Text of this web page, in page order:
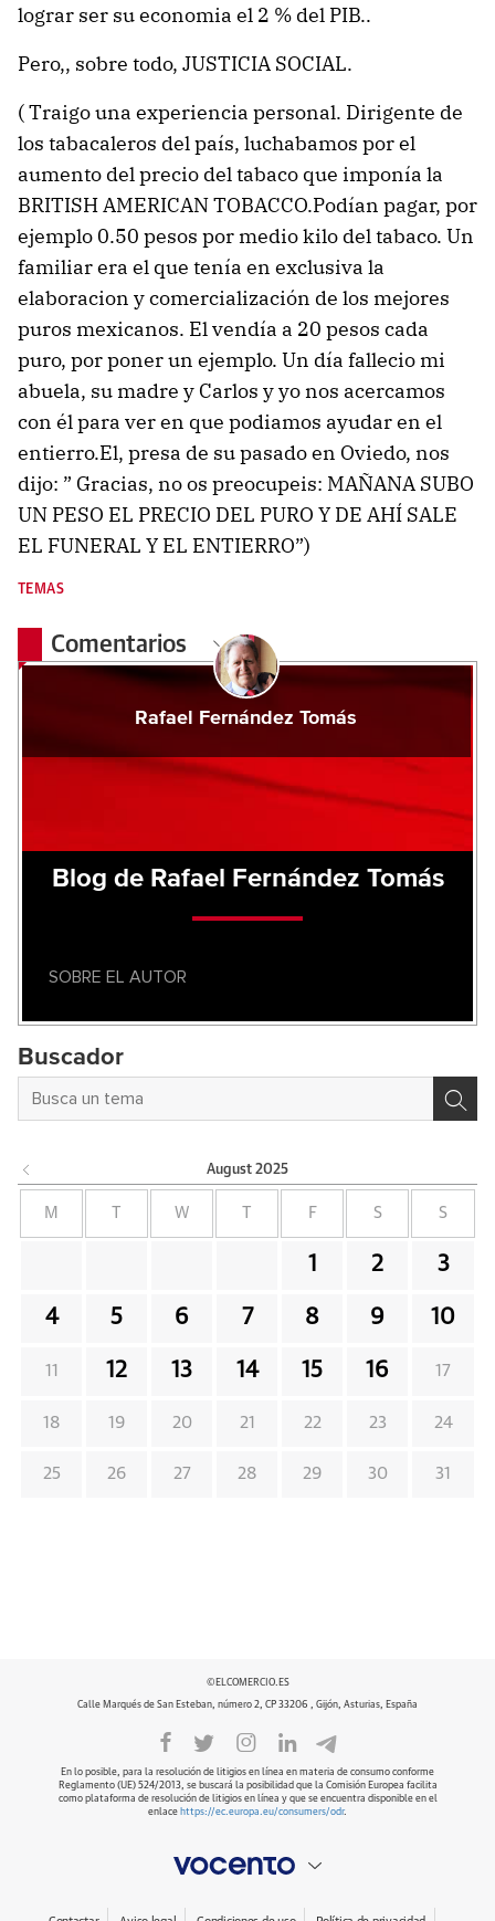
lograr ser su economia el 2 % del PIB..
Pero,, sobre todo, JUSTICIA SOCIAL.
( Traigo una experiencia personal. Dirigente de
los tabacaleros del país, luchabamos por el
aumento del precio del tabaco que imponía la
BRITISH AMERICAN TOBACCO.Podían pagar, por
ejemplo 0.50 pesos por medio kilo del tabaco. Un
familiar era el que tenía en exclusiva la
elaboracion y comercialización de los mejores
puros mexicanos. El vendía a 20 pesos cada
puro, por poner un ejemplo. Un día fallecio mi
abuela, su madre y Carlos y yo nos acercamos
con él para ver en que podiamos ayudar en el
entierro.El, presa de su pasado en Oviedo, nos
dijo: ” Gracias, no os preocupeis: MAÑANA SUBO
UN PESO EL PRECIO DEL PURO Y DE AHÍ SALE
EL FUNERAL Y EL ENTIERRO”)
TEMAS
Comentarios
Rafael Fernández Tomás
Blog de Rafael Fernández Tomás
SOBRE EL AUTOR
Buscador
August 2025
M W F S S
1 2 3
4 5 6 7 8 9 10
11 12 13 14 15 16 17
18 19 20 21 22 23 24
25 26 27 28 29 30 31
©ELCOMERCIO.ES
Calle Marqués de San Esteban, número 2, CP 33206 , Gijón, Asturias, España
En lo posible, para la resolución de litigios en línea en materia de consumo conforme
Reglamento (UE) 524/2013, se buscará la posibilidad que la Comisión Europea facilita
como plataforma de resolución de litigios en línea y que se encuentra disponible en el
enlace https://ec.europa.eu/consumers/odr.